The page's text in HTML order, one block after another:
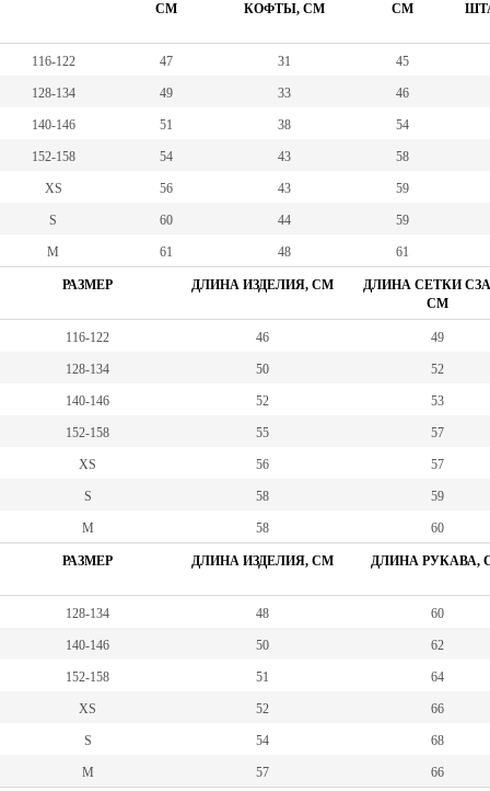
СМ
КОФТЫ, СМ
СМ
116-122 47 31 45
128-134 49 33 46
140-146 51 38 54
152-158 54 43 58
XS 56 43 59
S 60 44 59
M 61 48 61
РАЗМЕР ДЛИНА ИЗДЕЛИЯ, СМ
ДЛИНА СЕТКИ
СМ
116-122 46 49
128-134 50 52
140-146 52 53
152-158 55 57
XS 56 57
S 58 59
М 58 60
РАЗМЕР ДЛИНА ИЗДЕЛИЯ, СМ ДЛИНА РУКАВА,
128-134 48 60
140-146 50 62
152-158 51 64
XS 52 66
S 54 68
M 57 66